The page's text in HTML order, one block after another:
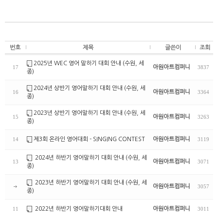
번호 제목 글쓴이 조회
17
2025년 WEC 영어 말하기 대회 안내 (수원, 세
종)
아원아트컴퍼니 3837
16
2024년 상반기 영어말하기 대회 안내 (수원, 세
종)
아원아트컴퍼니 3364
15
2023년 상반기 영어말하기 대회 안내 (수원, 세
종)
아원아트컴퍼니 3263
14 제3회 온라인 영어대회 - SINGING CONTEST 아원아트컴퍼니 3119
13
2024년 하반기 영어말하기 대회 안내 (수원, 세
종)
아원아트컴퍼니 3071
2023년 하반기 영어말하기 대회 안내 (수원, 세
종)
아원아트컴퍼니 3057
11 2022년 하반기 영어말하기대회 안내 아원아트컴퍼니 3011